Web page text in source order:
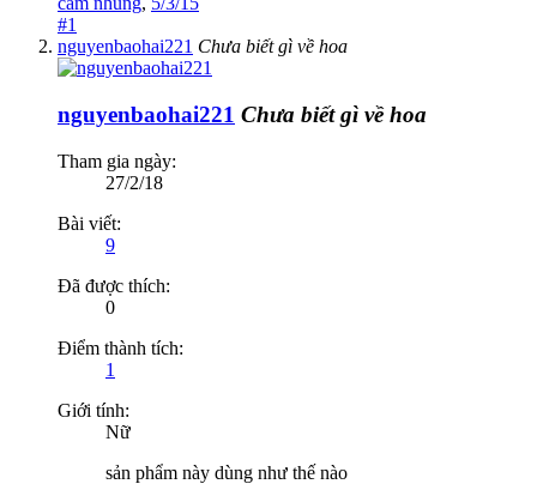
#1
nguyenbaohai221 Chưa biết gì về hoa
nguyenbaohai221 Chưa biết gì về hoa
Tham gia ngày:
27/2/18
Bài viết:
9
Đã được thích:
0
Điểm thành tích:
1
Giới tính:
Nữ
sản phẩm này dùng như thế nào